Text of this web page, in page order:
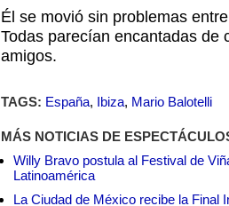
Él se movió sin problemas
Todas parecían encantadas de
amigos.
TAGS: España, Ibiza, Mario Balotelli
MÁS NOTICIAS DE
Willy Bravo postula al Festival de
Latinoamérica
La Ciudad de México recibe la Final